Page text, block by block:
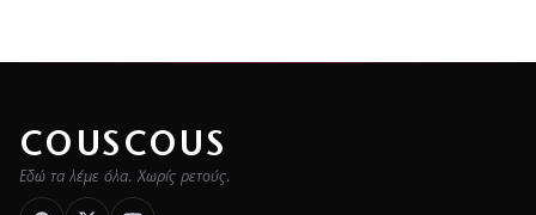
COUSCOUS
Εδώ τα λέμε όλα. Χωρίς ρετούς.